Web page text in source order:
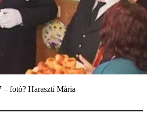
– fotó? Haraszti Mária